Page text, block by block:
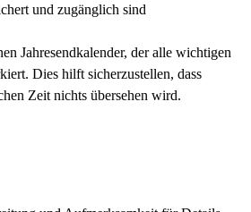
und zugänglich sind
Jahresendkalender, der alle wichtigen
Dies hilft sicherzustellen, dass
Zeit nichts übersehen wird.